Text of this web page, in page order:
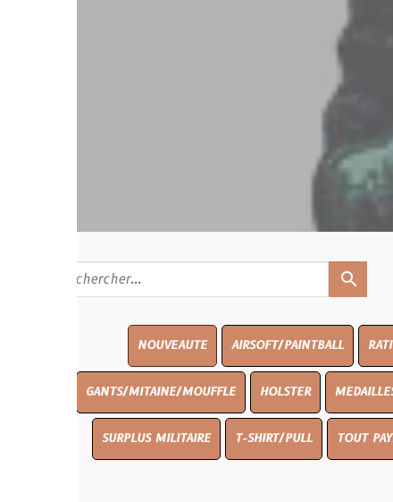
AIRSOFT/PAINTBALL RATIONS
GANTS/MITAINE/MOUFFLE HOLSTER MEDAILLES/INSIGNES
SURPLUS MILITAIRE T-SHIRT/PULL TOUT PAYS WW 1